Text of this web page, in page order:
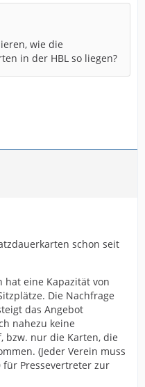
wie die
in der HBL so liegen?
schon seit
hat eine Kapazität von
Die Nachfrage
das Angebot
nahezu keine
bzw. nur die Karten, die
(Jeder Verein muss
für Pressevertreter zur